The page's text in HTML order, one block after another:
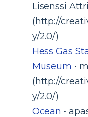
Lisenssi
(http://
y/2.0/)
Hess Gas
Museum •
(http://
y/2.0/)
Ocean •